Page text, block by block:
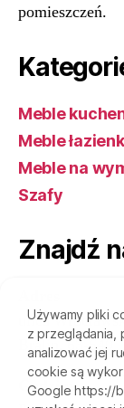
pomieszczeń.
Meble
Meble
Meble na
Szafy
Znajdź
ulica
Bralin, 63-640
Godziny
Używamy pliki
z przeglądania,
analizować jej
cookie są
Google https://